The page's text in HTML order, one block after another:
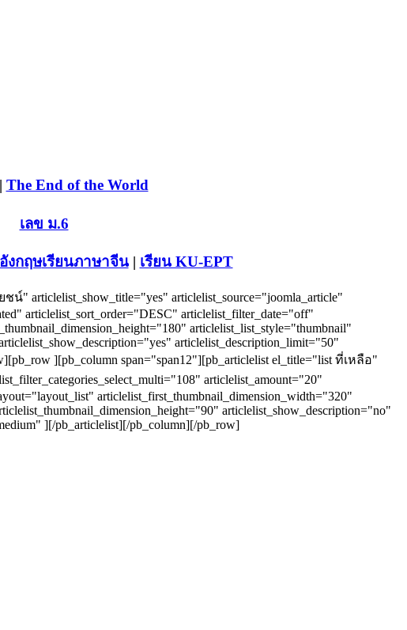
The End of the World
เลข ม.6
งกฤษเรียนภาษาจีน| เรียน KU-EPT
articlelist_show_title="yes" articlelist_source="joomla_article"
articlelist_sort_order="DESC" articlelist_filter_date="off"
articlelist_list_style="thumbnail"
articlelist_description_limit="50"
][pb_column span="span12"][pb_articlelist el_title="list ที่เหลือ"
articlelist_amount="20"
articlelist_first_thumbnail_dimension_width="320"
articlelist_show_description="no"
][/pb_articlelist][/pb_column][/pb_row]